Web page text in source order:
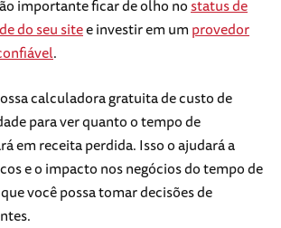
importante ficar de olho nostatus de
do seu sitee investir em umprovedor
.
calculadora gratuita de custo de
para ver quanto o tempo de
em receita perdida. Isso o ajudará a
e o impacto nos negócios do tempo de
você possa tomar decisões de